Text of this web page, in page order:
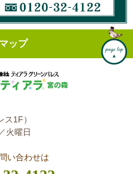
ップ
1F）
火曜日
い合わせは